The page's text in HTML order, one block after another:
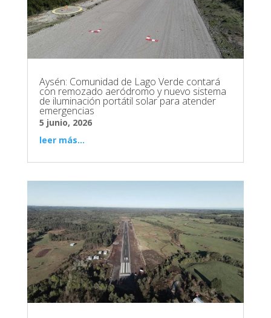
Aysén: Comunidad de Lago Verde contará
con remozado aeródromo y nuevo sistema
de iluminación portátil solar para atender
emergencias
5 junio, 2026
leer más...